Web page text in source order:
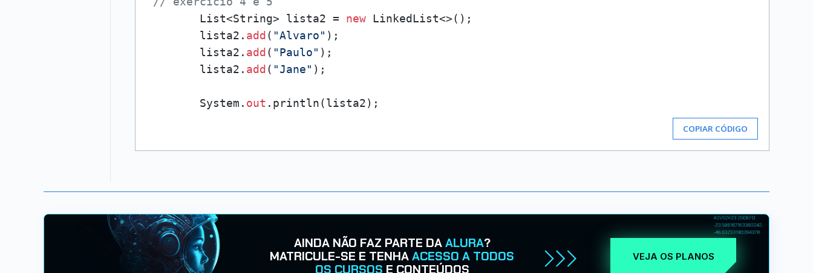
        List<String> lista2 =
new LinkedList<>();
        lista2.
add ( "Alvaro" );
        lista2.
add ( "Paulo" );
        lista2.
add ( "Jane" );
        System.
out
COPIAR CÓDIGO
AINDA NÃO FAZ PARTE DAALURA?
MATRICULE-SE E TENHAACESSO A TODOS
OS CURSOS E CONTEÚDOS
VEJA OS PLANOS